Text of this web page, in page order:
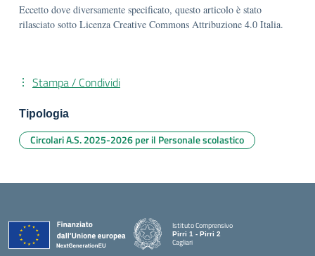
Eccetto dove diversamente specificato, questo articolo è stato
rilasciato sotto Licenza Creative Commons Attribuzione 4.0 Italia.
Stampa / Condividi
Tipologia
Circolari A.S. 2025-2026 per il Personale scolastico
Istituto Comprensivo
Pirri 1 - Pirri 2
Cagliari
— Visita la pagina iniziale della scuola